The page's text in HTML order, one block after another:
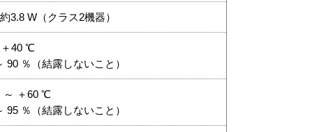
3.8 W（クラス2機器）
40 ℃
％（結露しないこと）
～ ＋60 ℃
％（結露しないこと）